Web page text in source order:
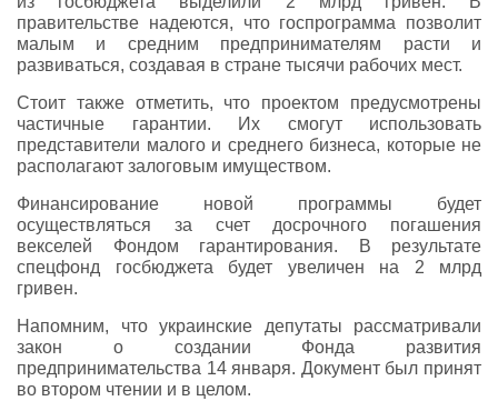
правительстве надеются, что госпрограмма позволит
малым и средним предпринимателям расти и
развиваться, создавая в стране тысячи рабочих мест.
Стоит также отметить, что проектом предусмотрены
частичные гарантии. Их смогут использовать
представители малого и среднего бизнеса, которые не
располагают залоговым имуществом.
Финансирование новой программы будет
осуществляться за счет досрочного погашения
векселей Фондом гарантирования. В результате
спецфонд госбюджета будет увеличен на 2 млрд
гривен.
Напомним, что украинские депутаты рассматривали
закон о создании Фонда развития
предпринимательства 14 января. Документ был принят
во втором чтении и в целом.